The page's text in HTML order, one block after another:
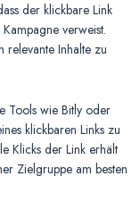
der klickbare Link
verweist.
relevante Inhalte zu
Tools wie Bitly oder
klickbaren Links zu
Klicks der Link erhält
Zielgruppe am besten